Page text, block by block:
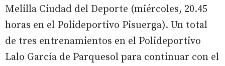
Melilla Ciudad del Deporte (miércoles, 20.45
horas en el Polideportivo Pisuerga). Un total
de tres entrenamientos en el Polideportivo
Lalo García de Parquesol para continuar con el